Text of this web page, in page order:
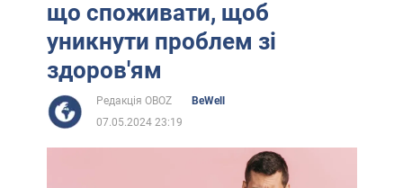
що споживати, щоб
уникнути проблем зі
здоров'ям
Редакція OBOZ
BeWell
07.05.2024 23:19